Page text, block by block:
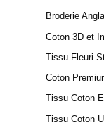
Broderie
Coton 3D et
Tissu Fleuri
Coton
Tissu Coton
Tissu Coton